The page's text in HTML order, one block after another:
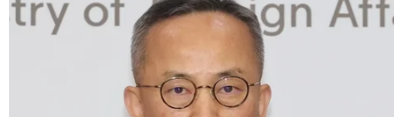
06/08/2026 15:08
Meta tung công cụ AI lập trình tự